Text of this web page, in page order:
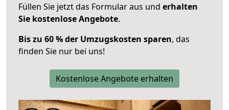
Füllen Sie jetzt das Formular aus und erhalten
Sie kostenlose Angebote.
Bis zu 60 % der Umzugskosten sparen, das
finden Sie nur bei uns!
Kostenlose Angebote erhalten